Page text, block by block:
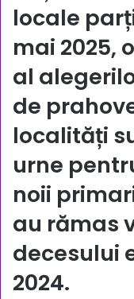
locale
mai 2025,
al
de
localități
urne
noii
au rămas
decesului
2024.